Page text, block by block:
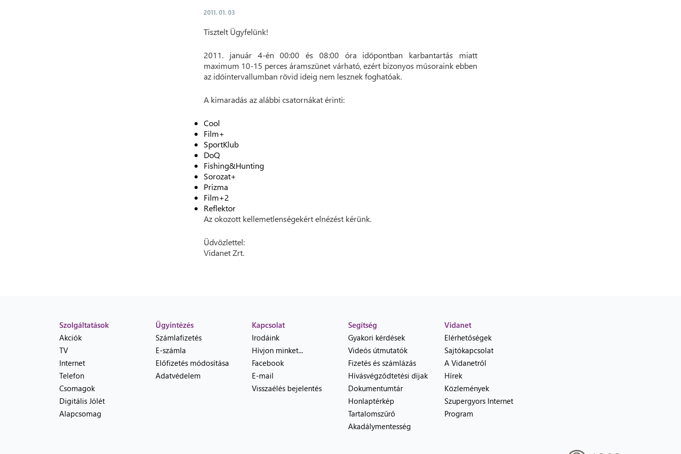
2011. 01. 03
Tisztelt Ügyfelünk!
2011. január 4-én 00:00 és 08:00 óra időpontban karbantartás miatt
maximum 10-15 perces áramszünet várható, ezért bizonyos műsoraink ebben
az időintervallumban rövid ideig nem lesznek foghatóak.
A kimaradás az alábbi csatornákat érinti:
Cool
Film+
SportKlub
DoQ
Fishing&Hunting
Sorozat+
Prizma
Film+2
Reflektor
Az okozott kellemetlenségekért elnézést kérünk.
Üdvözlettel:
Vidanet Zrt.
Szolgáltatások
Akciók
TV
Internet
Telefon
Csomagok
Digitális Jólét
Alapcsomag
Ügyintézés
Számlafizetés
E-számla
Előfizetés módosítása
Adatvédelem
Kapcsolat
Irodáink
Hívjon minket...
Facebook
E-mail
Visszaélés bejelentés
Segítség
Gyakori kérdések
Videós útmutatók
Fizetés és számlázás
Hívásvégződtetési díjak
Dokumentumtár
Honlaptérkép
Tartalomszűrő
Akadálymentesség
Vidanet
Elérhetőségek
Sajtókapcsolat
A Vidanetről
Hírek
Közlemények
Szupergyors Internet
Program